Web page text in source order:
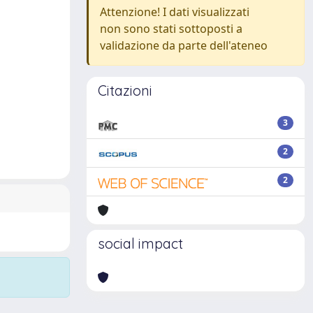
Attenzione! I dati visualizzati
non sono stati sottoposti a
validazione da parte dell'ateneo
Citazioni
3
2
2
social impact